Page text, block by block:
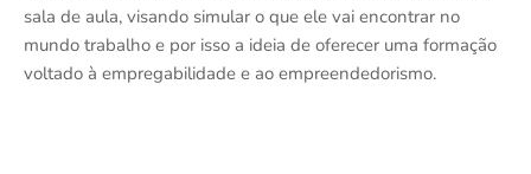
sala de aula, visando simular o que ele vai encontrar no
mundo trabalho e por isso a ideia de oferecer uma formação
voltado à empregabilidade e ao empreendedorismo.